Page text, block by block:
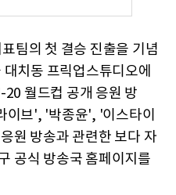
팀의 첫 결승 진출을 기념
치동 프릭업스튜디오에
월드컵 공개 응원 방
이브', '박종윤', '이스타이
원 방송과 관련한 보다 자
공식 방송국 홈페이지를